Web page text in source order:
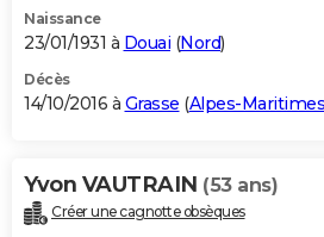
Naissance
23/01/1931 à Douai (Nord)
Décès
14/10/2016 à Grasse (Alpes-Maritimes
Yvon VAUTRAIN (53 ans)
Créer une cagnotte obsèques